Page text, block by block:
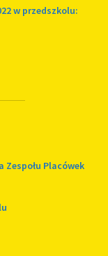
w przedszkolu:
Placówek